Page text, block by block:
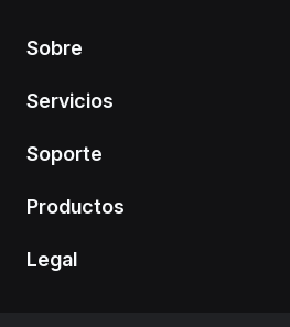
Sobre
Servicios
Soporte
Productos
Legal